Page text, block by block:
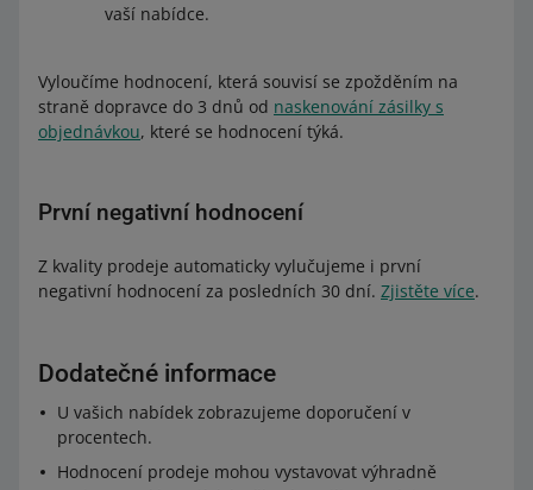
vaší nabídce.
Vyloučíme hodnocení, která souvisí se zpožděním na
straně dopravce do 3 dnů od naskenování zásilky s
objednávkou, které se hodnocení týká.
První negativní hodnocení
Z kvality prodeje automaticky vylučujeme i první
negativní hodnocení za posledních 30 dní. Zjistěte více.
Dodatečné informace
U vašich nabídek zobrazujeme doporučení v
procentech.
Hodnocení prodeje mohou vystavovat výhradně